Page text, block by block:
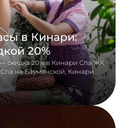
в Кинари:
20%
скидка 20% в Кинари Спа ЖК
на Бауманской, Кинари